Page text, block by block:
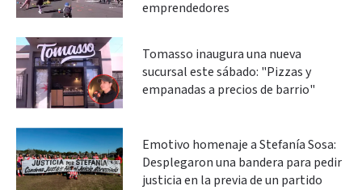
emprendedores
Tomasso inaugura una nueva
sucursal este sábado: "Pizzas y
empanadas a precios de barrio"
Emotivo homenaje a Stefanía Sosa:
Desplegaron una bandera para pedir
justicia en la previa de un partido